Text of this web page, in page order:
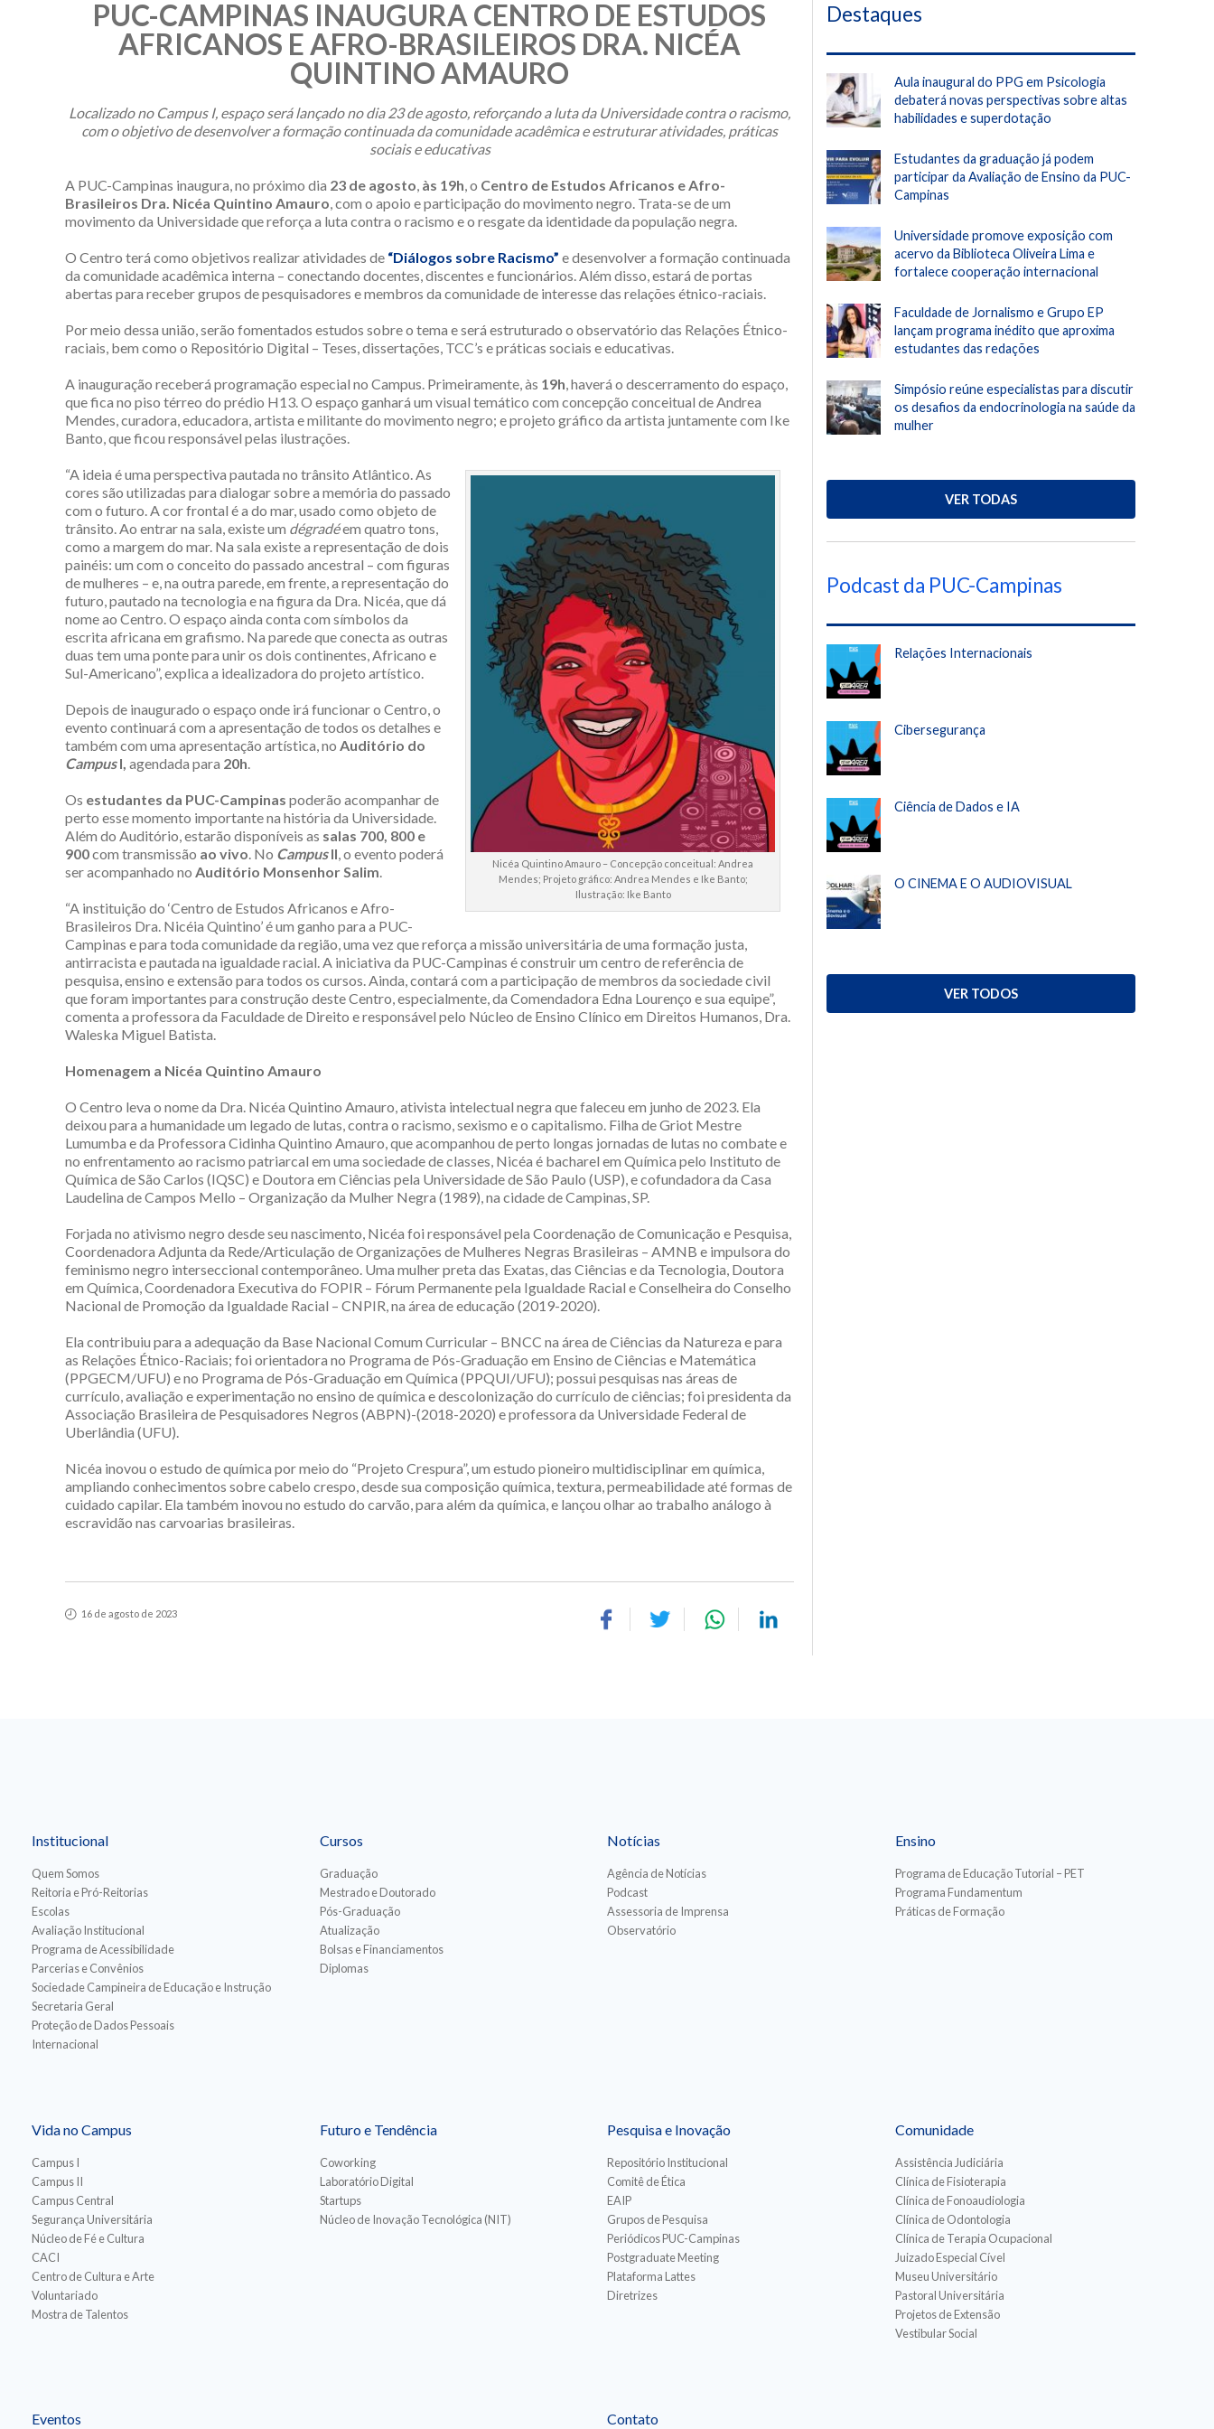
PUC-CAMPINAS INAUGURA CENTRO DE ESTUDOS
AFRICANOS E AFRO-BRASILEIROS DRA. NICÉA
QUINTINO AMAURO
Localizado no Campus I, espaço será lançado no dia 23 de agosto, reforçando a luta da Universidade contra o racismo,
com o objetivo de desenvolver a formação continuada da comunidade acadêmica e estruturar atividades, práticas
sociais e educativas
A PUC-Campinas inaugura, no próximo dia 23 de agosto às 19h , o Centro de Estudos Africanos e Afro-
Brasileiros Dra. Nicéa Quintino Amauro , com o apoio e participação do movimento negro. Trata-se de um
movimento da Universidade que reforça a luta contra o racismo e o resgate da identidade da população negra.
O Centro terá como objetivos realizar atividades de “Diálogos sobre Racismo” e desenvolver a formação continuada
da comunidade acadêmica interna – conectando docentes, discentes e funcionários. Além disso, estará de portas
abertas para receber grupos de pesquisadores e membros da comunidade de interesse das relações étnico-raciais.
Por meio dessa união, serão fomentados estudos sobre o tema e será estruturado o observatório das Relações Étnico-
raciais, bem como o Repositório Digital – Teses, dissertações, TCC’s e práticas sociais e educativas.
A inauguração receberá programação especial no Campus. Primeiramente, às 19h , haverá o descerramento do espaço,
que fica no piso térreo do prédio H13. O espaço ganhará um visual temático com concepção conceitual de Andrea
Mendes, curadora, educadora, artista e militante do movimento negro; e projeto gráfico da artista juntamente com Ike
Banto, que ficou responsável pelas ilustrações.
Nicéa Quintino Amauro – Concepção conceitual: Andrea
Mendes; Projeto gráfico: Andrea Mendes e Ike Banto;
Ilustração: Ike Banto
“A ideia é uma perspectiva pautada no trânsito Atlântico. As
cores são utilizadas para dialogar sobre a memória do passado
com o futuro. A cor frontal é a do mar, usado como objeto de
trânsito. Ao entrar na sala, existe um dégradéem quatro tons,
como a margem do mar. Na sala existe a representação de dois
painéis: um com o conceito do passado ancestral – com figuras
de mulheres – e, na outra parede, em frente, a representação do
futuro, pautado na tecnologia e na figura da Dra. Nicéa, que dá
nome ao Centro. O espaço ainda conta com símbolos da
escrita africana em grafismo. Na parede que conecta as outras
duas tem uma ponte para unir os dois continentes, Africano e
Sul-Americano”, explica a idealizadora do projeto artístico.
Depois de inaugurado o espaço onde irá funcionar o Centro, o
evento continuará com a apresentação de todos os detalhes e
também com uma apresentação artística, no Auditório do
CampusI, agendada para 20h
Os estudantes da PUC-Campinas poderão acompanhar de
perto esse momento importante na história da Universidade.
Além do Auditório, estarão disponíveis as salas 700, 800 e
900com transmissão ao vivo . No CampusII , o evento poderá
ser acompanhado no Auditório Monsenhor Salim
“A instituição do ‘Centro de Estudos Africanos e Afro-
Brasileiros Dra. Nicéia Quintino’ é um ganho para a PUC-
Campinas e para toda comunidade da região, uma vez que reforça a missão universitária de uma formação justa,
antirracista e pautada na igualdade racial. A iniciativa da PUC-Campinas é construir um centro de referência de
pesquisa, ensino e extensão para todos os cursos. Ainda, contará com a participação de membros da sociedade civil
que foram importantes para construção deste Centro, especialmente, da Comendadora Edna Lourenço e sua equipe”,
comenta a professora da Faculdade de Direito e responsável pelo Núcleo de Ensino Clínico em Direitos Humanos, Dra.
Waleska Miguel Batista.
Homenagem a Nicéa Quintino Amauro
O Centro leva o nome da Dra. Nicéa Quintino Amauro, ativista intelectual negra que faleceu em junho de 2023. Ela
deixou para a humanidade um legado de lutas, contra o racismo, sexismo e o capitalismo. Filha de Griot Mestre
Lumumba e da Professora Cidinha Quintino Amauro, que acompanhou de perto longas jornadas de lutas no combate e
no enfrentamento ao racismo patriarcal em uma sociedade de classes, Nicéa é bacharel em Química pelo Instituto de
Química de São Carlos (IQSC) e Doutora em Ciências pela Universidade de São Paulo (USP), e cofundadora da Casa
Laudelina de Campos Mello – Organização da Mulher Negra (1989), na cidade de Campinas, SP.
Forjada no ativismo negro desde seu nascimento, Nicéa foi responsável pela Coordenação de Comunicação e Pesquisa,
Coordenadora Adjunta da Rede/Articulação de Organizações de Mulheres Negras Brasileiras – AMNB e impulsora do
feminismo negro interseccional contemporâneo. Uma mulher preta das Exatas, das Ciências e da Tecnologia, Doutora
em Química, Coordenadora Executiva do FOPIR – Fórum Permanente pela Igualdade Racial e Conselheira do Conselho
Nacional de Promoção da Igualdade Racial – CNPIR, na área de educação (2019-2020).
Ela contribuiu para a adequação da Base Nacional Comum Curricular – BNCC na área de Ciências da Natureza e para
as Relações Étnico-Raciais; foi orientadora no Programa de Pós-Graduação em Ensino de Ciências e Matemática
(PPGECM/UFU) e no Programa de Pós-Graduação em Química (PPQUI/UFU); possui pesquisas nas áreas de
currículo, avaliação e experimentação no ensino de química e descolonização do currículo de ciências; foi presidenta da
Associação Brasileira de Pesquisadores Negros (ABPN)-(2018-2020) e professora da Universidade Federal de
Uberlândia (UFU).
Nicéa inovou o estudo de química por meio do “Projeto Crespura”, um estudo pioneiro multidisciplinar em química,
ampliando conhecimentos sobre cabelo crespo, desde sua composição química, textura, permeabilidade até formas de
cuidado capilar. Ela também inovou no estudo do carvão, para além da química, e lançou olhar ao trabalho análogo à
escravidão nas carvoarias brasileiras.
16 de agosto de 2023
Destaques
Aula inaugural do PPG em Psicologia
debaterá novas perspectivas sobre altas
habilidades e superdotação
Estudantes da graduação já podem
participar da Avaliação de Ensino da PUC-
Campinas
Universidade promove exposição com
acervo da Biblioteca Oliveira Lima e
fortalece cooperação internacional
Faculdade de Jornalismo e Grupo EP
lançam programa inédito que aproxima
estudantes das redações
Simpósio reúne especialistas para discutir
os desafios da endocrinologia na saúde da
mulher
VER TODAS
Podcast da PUC-Campinas
Relações Internacionais
Cibersegurança
Ciência de Dados e IA
O CINEMA E O AUDIOVISUAL
VER TODOS
Institucional
Quem Somos
Reitoria e Pró-Reitorias
Escolas
Avaliação Institucional
Programa de Acessibilidade
Parcerias e Convênios
Sociedade Campineira de Educação e Instrução
Secretaria Geral
Proteção de Dados Pessoais
Internacional
Cursos
Graduação
Mestrado e Doutorado
Pós-Graduação
Atualização
Bolsas e Financiamentos
Diplomas
Notícias
Agência de Notícias
Podcast
Assessoria de Imprensa
Observatório
Ensino
Programa de Educação Tutorial – PET
Programa Fundamentum
Práticas de Formação
Vida no Campus
Campus I
Campus II
Campus Central
Segurança Universitária
Núcleo de Fé e Cultura
CACI
Centro de Cultura e Arte
Voluntariado
Mostra de Talentos
Futuro e Tendência
Coworking
Laboratório Digital
Startups
Núcleo de Inovação Tecnológica (NIT)
Pesquisa e Inovação
Repositório Institucional
Comitê de Ética
EAIP
Grupos de Pesquisa
Periódicos PUC-Campinas
Postgraduate Meeting
Plataforma Lattes
Diretrizes
Comunidade
Assistência Judiciária
Clínica de Fisioterapia
Clínica de Fonoaudiologia
Clínica de Odontologia
Clínica de Terapia Ocupacional
Juizado Especial Cível
Museu Universitário
Pastoral Universitária
Projetos de Extensão
Vestibular Social
Eventos Contato